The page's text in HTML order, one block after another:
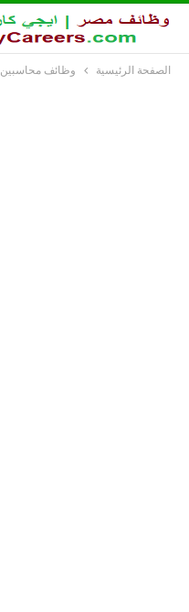
الصفحة الرئيسية وظائف محاسبين